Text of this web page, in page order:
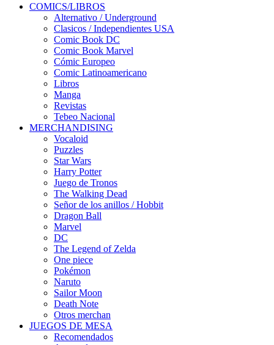
COMICS/LIBROS
Alternativo / Underground
Clasicos / Independientes USA
Comic Book DC
Comic Book Marvel
Cómic Europeo
Comic Latinoamericano
Libros
Manga
Revistas
Tebeo Nacional
MERCHANDISING
Vocaloid
Puzzles
Star Wars
Harry Potter
Juego de Tronos
The Walking Dead
Señor de los anillos / Hobbit
Dragon Ball
Marvel
DC
The Legend of Zelda
One piece
Pokémon
Naruto
Sailor Moon
Death Note
Otros merchan
JUEGOS DE MESA
Recomendados